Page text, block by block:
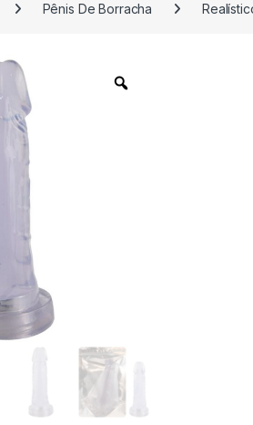
Pênis De Borracha